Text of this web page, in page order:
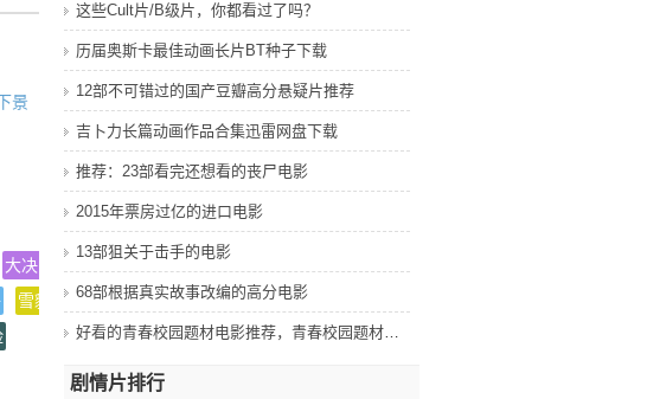
景
大决战之辽沈战役
雪豹
闻香识女人
这些Cult片/B级片，你都看过了吗？
历届奥斯卡最佳动画长片BT种子下载
12部不可错过的国产豆瓣高分悬疑片推荐
吉卜力长篇动画作品合集迅雷网盘下载
推荐：23部看完还想看的丧尸电影
2015年票房过亿的进口电影
13部狙关于击手的电影
68部根据真实故事改编的高分电影
好看的青春校园题材电影推荐，青春校园题材电影排行
剧情片排行